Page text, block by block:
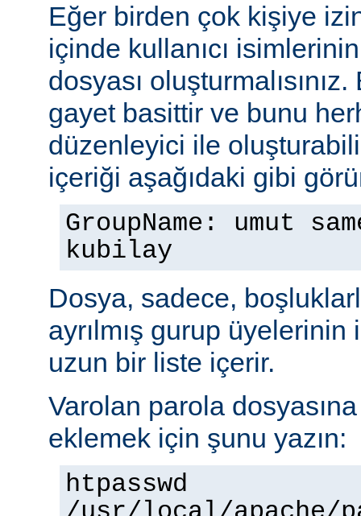
Eğer birden çok kişiye
içinde kullanıcı
dosyası
gayet basittir ve bunu
düzenleyici ile
içeriği aşağıdaki gibi
GroupName: umut
kubilay
Dosya, sadece,
ayrılmış gurup
uzun bir liste içerir.
Varolan parola dosyasına
eklemek için şunu yazın:
htpasswd